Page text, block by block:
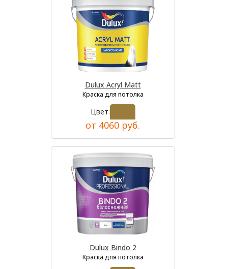
Dulux Acryl Matt
Краска для потолка
Цвет:
от 4060 руб.
Dulux Bindo 2
Краска для потолка